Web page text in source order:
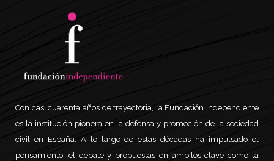
Con casi cuarenta años de trayectoria, la Fundación Independiente
es la institución pionera en la defensa y promoción de la sociedad
civil en España. A lo largo de estas décadas ha impulsado el
pensamiento, el debate y propuestas en ámbitos clave como la